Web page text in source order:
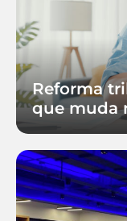
Reforma
que muda